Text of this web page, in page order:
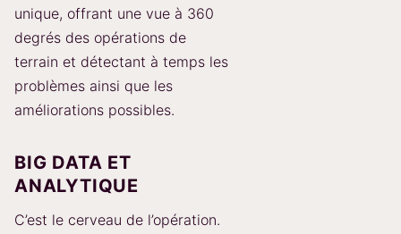
unique, offrant une vue à 360
degrés des opérations de
terrain et détectant à temps les
problèmes ainsi que les
améliorations possibles.
BIG DATA ET
ANALYTIQUE
C’est le cerveau de l’opération.